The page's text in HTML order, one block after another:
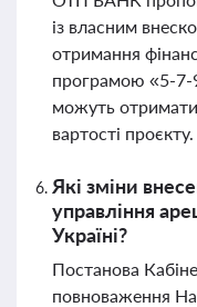
із власним
отримання
програмою «5-7-
можуть
вартості проєкту.
Які зміни
управління
Україні?
Постанова
повноваження